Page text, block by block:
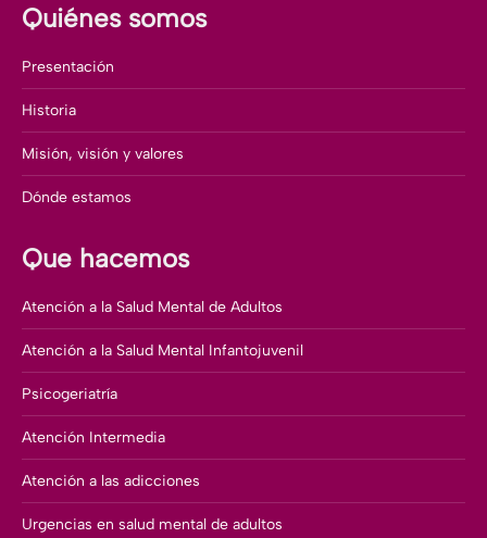
Quiénes somos
Presentación
Historia
Misión, visión y valores
Dónde estamos
Que hacemos
Atención a la Salud Mental de Adultos
Atención a la Salud Mental Infantojuvenil
Psicogeriatría
Atención Intermedia
Atención a las adicciones
Urgencias en salud mental de adultos